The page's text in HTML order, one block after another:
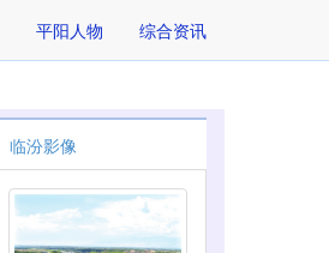
平阳人物 综合资讯
临汾影像